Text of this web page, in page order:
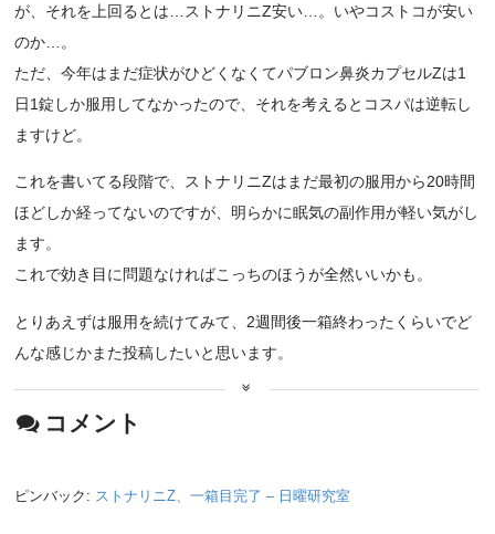
が、それを上回るとは…ストナリニZ安い…。いやコストコが安い
のか…。
ただ、今年はまだ症状がひどくなくてパブロン鼻炎カプセルZは1
日1錠しか服用してなかったので、それを考えるとコスパは逆転し
ますけど。
これを書いてる段階で、ストナリニZはまだ最初の服用から20時間
ほどしか経ってないのですが、明らかに眠気の副作用が軽い気がし
ます。
これで効き目に問題なければこっちのほうが全然いいかも。
とりあえずは服用を続けてみて、2週間後一箱終わったくらいでど
んな感じかまた投稿したいと思います。
コメント
ピンバック: ストナリニZ、一箱目完了 – 日曜研究室